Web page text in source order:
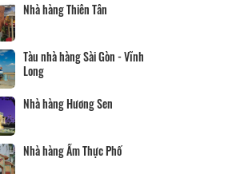
Nhà hàng Thiên Tân
Tàu nhà hàng Sài Gòn - Vĩnh
Long
Nhà hàng Hương Sen
Nhà hàng Ẩm Thực Phố